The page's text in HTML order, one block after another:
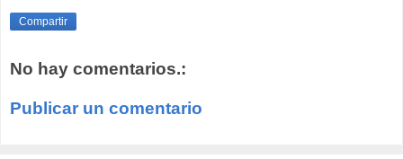
Compartir
No hay comentarios.:
Publicar un comentario